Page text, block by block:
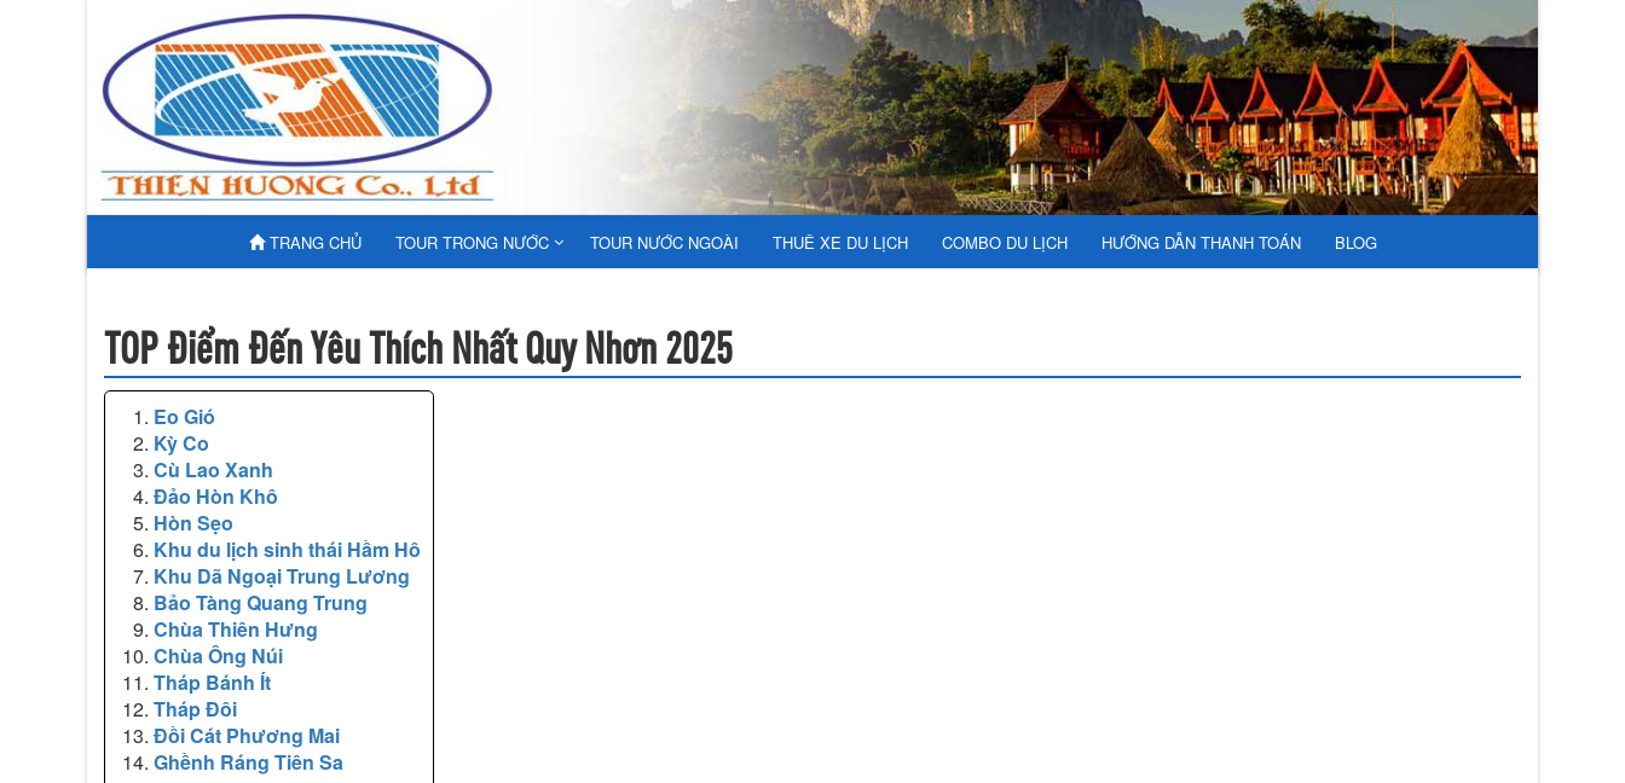
TRANG CHỦ TOUR TRONG NƯỚC TOUR NƯỚC NGOÀI THUÊ XE DU LỊCH COMBO DU LỊCH HƯỚNG DẪN THANH TOÁN BLOG
TOP Điểm Đến Yêu Thích Nhất Quy Nhơn 2025
Eo Gió
Kỳ Co
Cù Lao Xanh
Đảo Hòn Khô
Hòn Sẹo
Khu du lịch sinh thái Hầm Hô
Khu Dã Ngoại Trung Lương
Bảo Tàng Quang Trung
Chùa Thiên Hưng
Chùa Ông Núi
Tháp Bánh Ít
Tháp Đôi
Đồi Cát Phương Mai
Ghềnh Ráng Tiên Sa